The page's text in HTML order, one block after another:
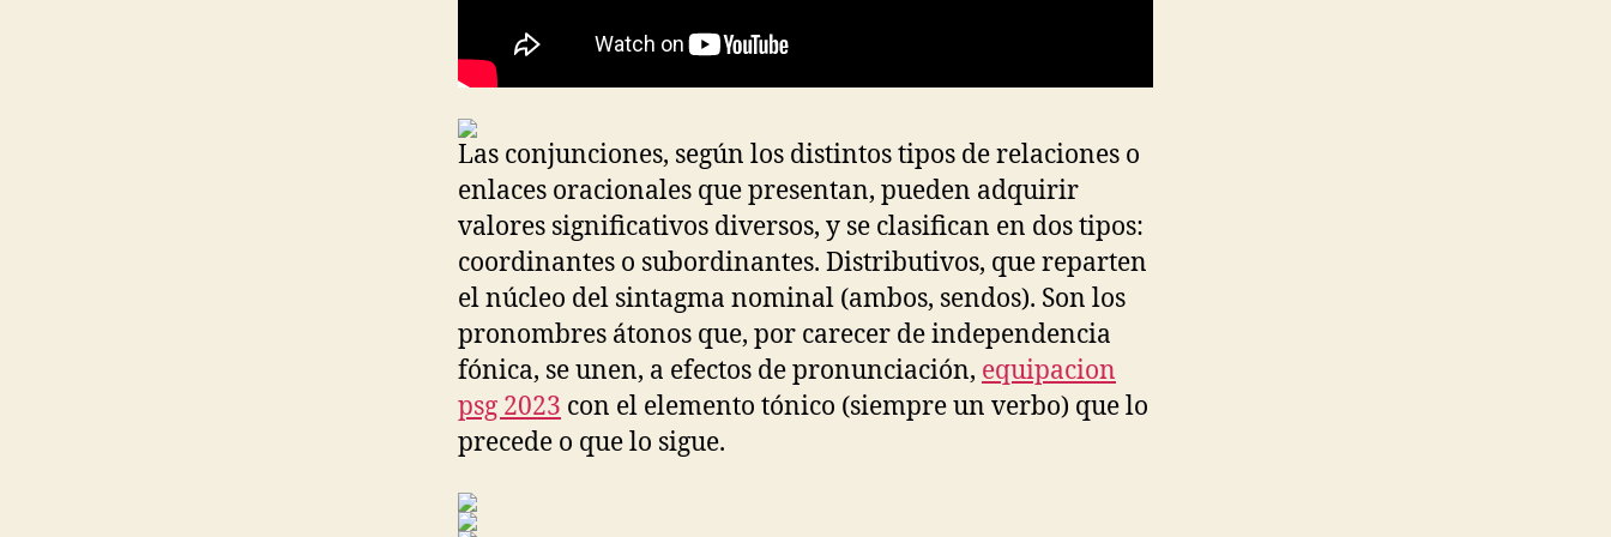
Las conjunciones, según los distintos tipos de relaciones o
enlaces oracionales que presentan, pueden adquirir
valores significativos diversos, y se clasifican en dos tipos:
coordinantes o subordinantes. Distributivos, que reparten
el núcleo del sintagma nominal (ambos, sendos). Son los
pronombres átonos que, por carecer de independencia
fónica, se unen, a efectos de pronunciación, equipacion
psg 2023 con el elemento tónico (siempre un verbo) que lo
precede o que lo sigue.